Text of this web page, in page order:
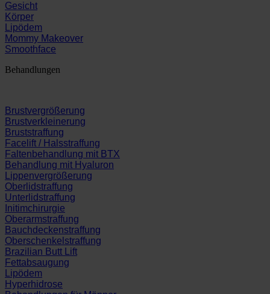
Gesicht
Körper
Lipödem
Mommy Makeover
Smoothface
Behandlungen
Brustvergrößerung
Brustverkleinerung
Bruststraffung
Facelift / Halsstraffung
Faltenbehandlung mit BTX
Behandlung mit Hyaluron
Lippenvergrößerung
Oberlidstraffung
Unterlidstraffung
Initimchirurgie
Oberarmstraffung
Bauchdeckenstraffung
Oberschenkelstraffung
Brazilian Butt Lift
Fettabsaugung
Lipödem
Hyperhidrose